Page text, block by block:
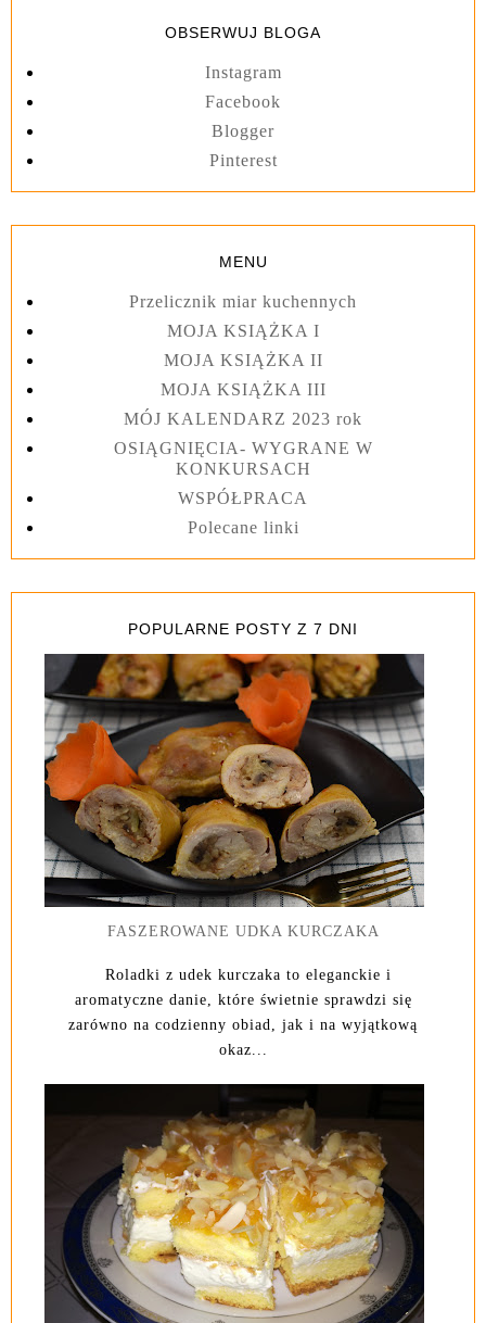
OBSERWUJ BLOGA
Instagram
Facebook
Blogger
Pinterest
MENU
Przelicznik miar kuchennych
MOJA KSIĄŻKA I
MOJA KSIĄŻKA II
MOJA KSIĄŻKA III
MÓJ KALENDARZ 2023 rok
OSIĄGNIĘCIA- WYGRANE W
KONKURSACH
WSPÓŁPRACA
Polecane linki
POPULARNE POSTY Z 7 DNI
FASZEROWANE UDKA KURCZAKA
Roladki z udek kurczaka to eleganckie i
aromatyczne danie, które świetnie sprawdzi się
zarówno na codzienny obiad, jak i na wyjątkową
okaz...